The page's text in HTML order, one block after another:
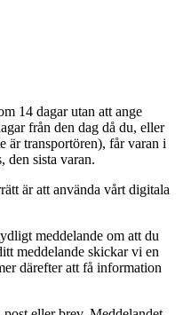
14 dagar utan att ange
från den dag då du, eller
är transportören), får varan i
den sista varan.
är att använda vårt digitala
meddelande om att du
meddelande skickar vi en
därefter att få information